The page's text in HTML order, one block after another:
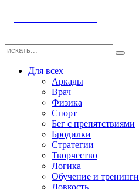
Для всех
Аркады
Врач
Физика
Спорт
Бег с препятствиями
Бродилки
Стратегии
Творчество
Логика
Обучение и тренинги
Ловкость